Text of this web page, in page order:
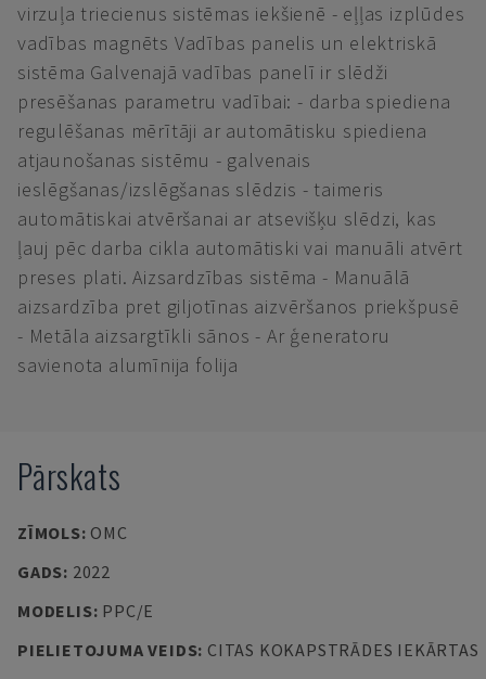
virzuļa triecienus sistēmas iekšienē - eļļas izplūdes
vadības magnēts Vadības panelis un elektriskā
sistēma Galvenajā vadības panelī ir slēdži
presēšanas parametru vadībai: - darba spiediena
regulēšanas mērītāji ar automātisku spiediena
atjaunošanas sistēmu - galvenais
ieslēgšanas/izslēgšanas slēdzis - taimeris
automātiskai atvēršanai ar atsevišķu slēdzi, kas
ļauj pēc darba cikla automātiski vai manuāli atvērt
preses plati. Aizsardzības sistēma - Manuālā
aizsardzība pret giljotīnas aizvēršanos priekšpusē
- Metāla aizsargtīkli sānos - Ar ģeneratoru
savienota alumīnija folija
Pārskats
ZĪMOLS: OMC
GADS: 2022
MODELIS: PPC/E
PIELIETOJUMA VEIDS: CITAS KOKAPSTRĀDES IEKĀRTAS